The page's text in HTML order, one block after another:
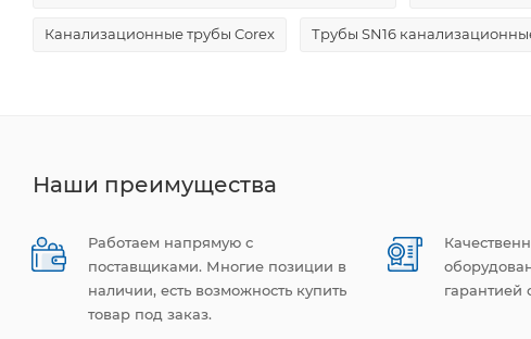
Канализационные трубы Corex Трубы SN16
Наши преимущества
Работаем напрямую с
поставщиками. Многие позиции в
наличии, есть возможность купить
товар под заказ.
гарантией